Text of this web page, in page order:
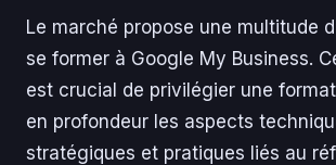
Le marché propose une multitude
se former à Google My Business.
est crucial de privilégier une
en profondeur les aspects
stratégiques et pratiques liés au